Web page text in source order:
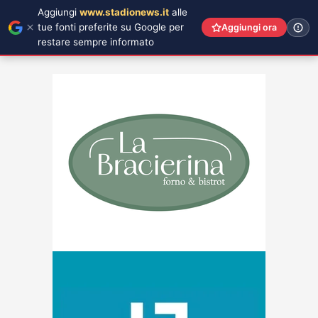
Aggiungi www.stadionews.it alle
tue fonti preferite su Google per
restare sempre informato
Aggiungi ora